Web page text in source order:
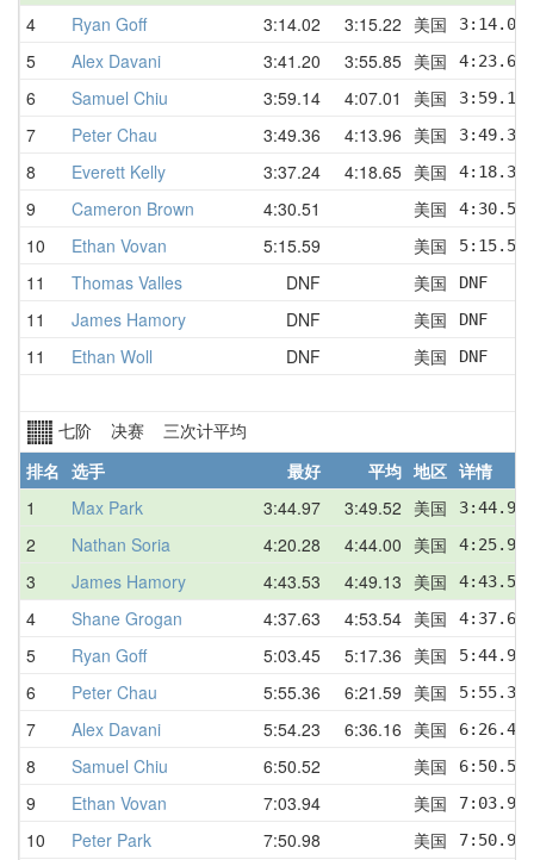
4 Ryan Goff 3:14.02 3:15.22 美国
5 Alex Davani 3:41.20 3:55.85 美国
6 Samuel Chiu 3:59.14 4:07.01 美国
7 Peter Chau 3:49.36 4:13.96 美国
8 Everett Kelly 3:37.24 4:18.65 美国
9 Cameron Brown 4:30.51 美国 4:30.51
10 Ethan Vovan 5:15.59 美国 5:15.59
11 Thomas Valles DNF 美国 DNF
11 James Hamory DNF 美国 DNF
11 Ethan Woll DNF 美国 DNF
七阶 决赛 三次计平均
排名 选手 最好 平均 地区 详情
1
Max Park 3:44.97 3:49.52 美国
2 Nathan Soria 4:20.28 4:44.00 美国
3 James Hamory 4:43.53 4:49.13 美国
4 Shane Grogan 4:37.63 4:53.54 美国
5 Ryan Goff 5:03.45 5:17.36 美国
6 Peter Chau 5:55.36 6:21.59 美国
7 Alex Davani 5:54.23 6:36.16 美国
8 Samuel Chiu 6:50.52 美国 6:50.52
9 Ethan Vovan 7:03.94 美国 7:03.94
10 Peter Park 7:50.98 美国 7:50.98